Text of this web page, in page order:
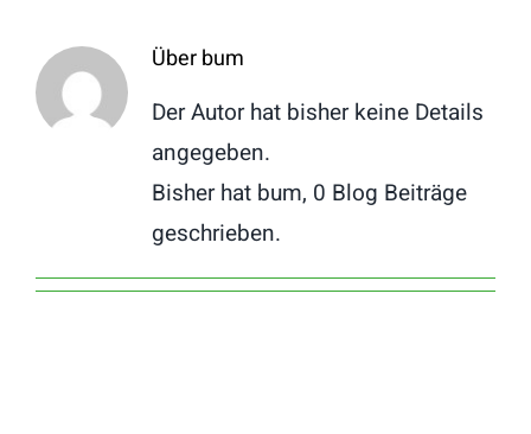
Service Überbum
Der Autor hat bisher keine Details
angegeben.
Bisher hat bum, 0 Blog Beiträge
geschrieben.